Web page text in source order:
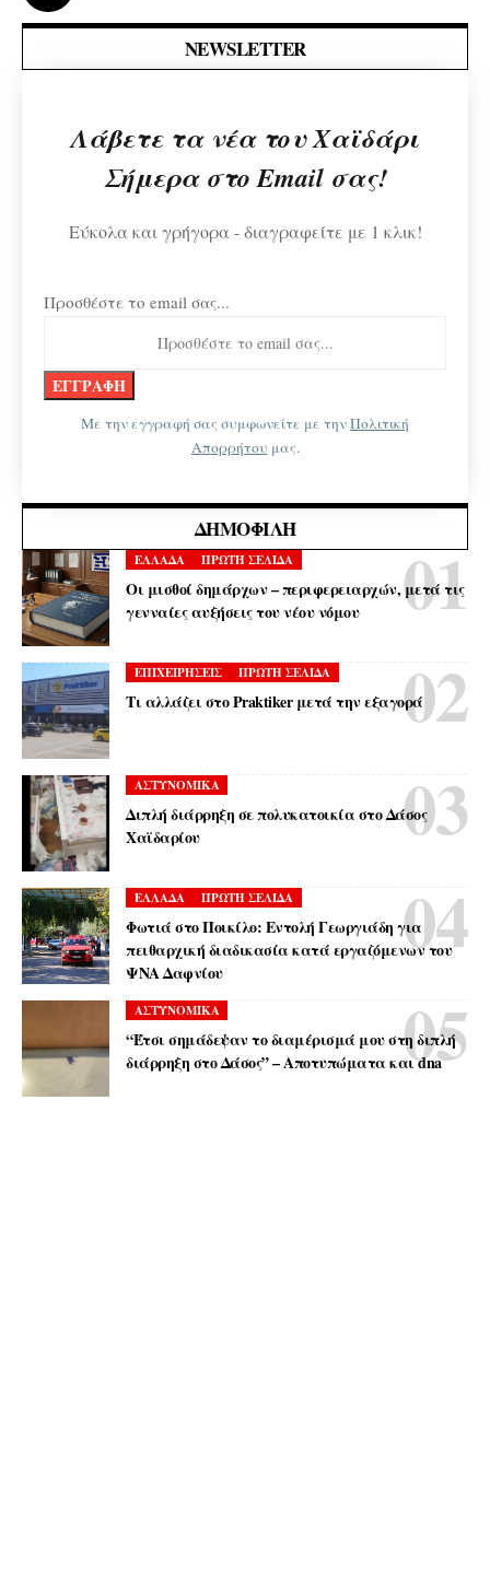
NEWSLETTER
Λάβετε τα νέα του Χαϊδάρι
Σήμερα στο Email σας!
Εύκολα και γρήγορα - διαγραφείτε με 1 κλικ!
Προσθέστε το email σας...
Με την εγγραφή σας συμφωνείτε με τηνΠολιτική
Απορρήτου μας.
ΔΗΜΟΦΙΛΉ
ΕΛΛΑΔΑ ΠΡΩΤΗ ΣΕΛΙΔΑ
Οι μισθοί δημάρχων – περιφερειαρχών, μετά τις
γενναίες αυξήσεις του νέου νόμου
ΕΠΙΧΕΙΡΗΣΕΙΣ ΠΡΩΤΗ ΣΕΛΙΔΑ
Τι αλλάζει στο Praktiker μετά την εξαγορά
ΑΣΤΥΝΟΜΙΚΑ
Διπλή διάρρηξη σε πολυκατοικία στο Δάσος
Χαϊδαρίου
ΕΛΛΑΔΑ ΠΡΩΤΗ ΣΕΛΙΔΑ
Φωτιά στο Ποικίλο: Εντολή Γεωργιάδη για
πειθαρχική διαδικασία κατά εργαζόμενων του
ΨΝΑ Δαφνίου
ΑΣΤΥΝΟΜΙΚΑ
“Έτσι σημάδεψαν το διαμέρισμά μου στη διπλή
διάρρηξη στο Δάσος” – Αποτυπώματα και dna